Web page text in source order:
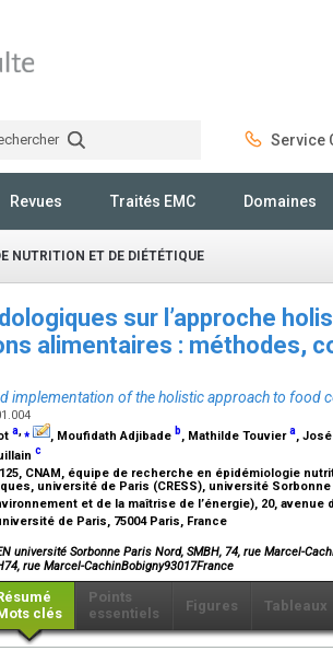
Service
Revues Traités EMC Domaines
NUTRITION ET DE DIÉTÉTIQUE
sur l’approche
alimentaires : méthodes,
implementation of the holistic approach to food
a,⁎ , Moufidath Adjibade b, Mathilde Touviera,
c
CNAM, équipe de recherche en épidémiologie
université de Paris (CRESS), université Sorbonne
et de la maîtrise de l’énergie), 20, avenue
de Paris, 75004 Paris, France
université Sorbonne Paris Nord, SMBH, 74, rue Marcel-
rue Marcel-CachinBobigny93017France
clés
Points
essentiels
Figures Tableaux